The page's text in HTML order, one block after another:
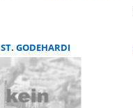
ST. GODEHARDI